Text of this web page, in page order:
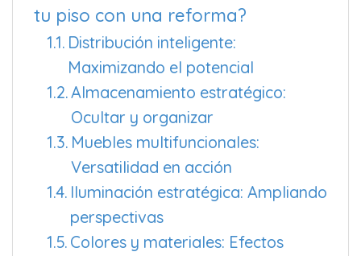
tu piso con una reforma?
Distribución inteligente:
Maximizando el potencial
Almacenamiento estratégico:
Ocultar y organizar
Muebles multifuncionales:
Versatilidad en acción
Iluminación estratégica: Ampliando
perspectivas
Colores y materiales: Efectos